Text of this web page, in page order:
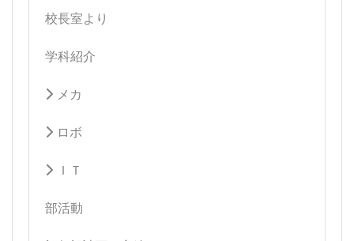
校長室より
学科紹介
メカ
ロボ
ＩＴ
部活動